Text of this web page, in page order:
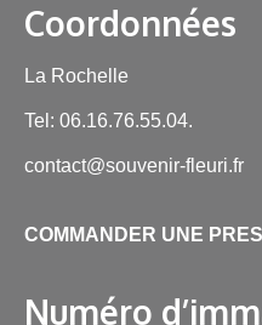
Coordonnées
La Rochelle
Tel: 06.16.76.55.04.
contact@souvenir-fleuri.fr
COMMANDER UNE
Numéro